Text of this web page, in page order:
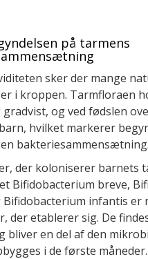
på tarmens
sker der mange
i kroppen. Tarmfloraen
og ved fødslen
hvilket markerer
bakteriesammensætning.
der koloniserer barnets
Bifidobacterium breve,
infantis er
der etablerer sig. De
bliver en del af den
i de første måneder.